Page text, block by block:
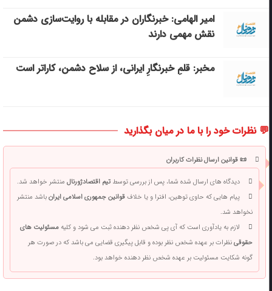
امیر الهامی: خبرنگاران در مقابله با روایت‌سازی دشمن
نقش مهمی دارند
مخبر: قلمِ خبرنگارِ ایرانی، از سلاح دشمن، کاراتر است
💬 نظرات خود را با ما در میان بگذارید
📜 قوانین ارسال نظرات کاربران
دیدگاه های ارسال شده شما، پس از بررسی توسطتیم اقتصادژورنالمنتشر خواهد شد.
پیام هایی که حاوی توهین، افترا و یا خلافقوانین جمهوری اسلامی ایرانباشد منتشر
نخواهد شد.
لازم به یادآوری است که آی پی شخص نظر دهنده ثبت می شود و کلیهمسئولیت های
حقوقینظرات بر عهده شخص نظر بوده و قابل پیگیری قضایی می باشد که در صورت هر
گونه شکایت مسئولیت بر عهده شخص نظر دهنده خواهد بود.